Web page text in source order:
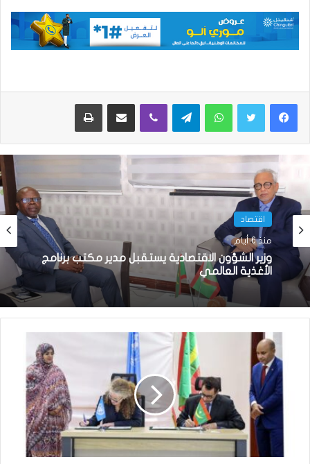
واتساب تيلقرام ڤايبر مشاركة عبر البريد طباعة
اقتصاد
منذ 6 أيام
وزير الشؤون الاقتصادية يستقبل مدير مكتب برنامج
الأغذية العالمي